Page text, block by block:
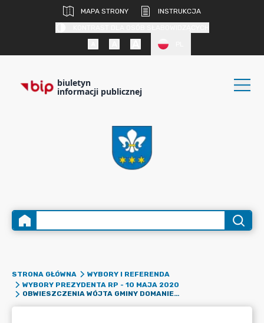
MAPA STRONY
INSTRUKCJA
biuletyn
informacji publicznej
STRONA GŁÓWNA
WYBORY I REFERENDA
WYBORY PREZYDENTA RP - 10 MAJA 2020
OBWIESZCZENIA WÓJTA GMINY DOMANIEWICE Z DNIA 14 KWIETNIA 2020